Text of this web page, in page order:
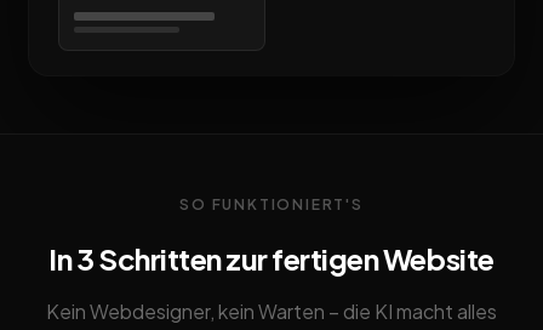
SO FUNKTIONIERT'S
In 3 Schritten zur fertigen Website
Kein Webdesigner, kein Warten – die KI macht alles